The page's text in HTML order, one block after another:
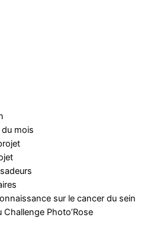
mois
sur le cancer du sein
Challenge Photo’Rose